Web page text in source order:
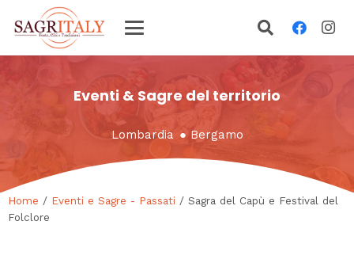
Eventi & Sagre del territorio
Lombardia ● Bergamo
Home / Eventi e Sagre - Passati / Sagra del Capù e Festival del
Folclore